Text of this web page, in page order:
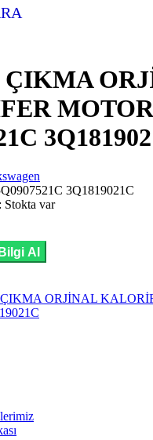
3Q1819021C
Stokta var
Al
ORJİNAL